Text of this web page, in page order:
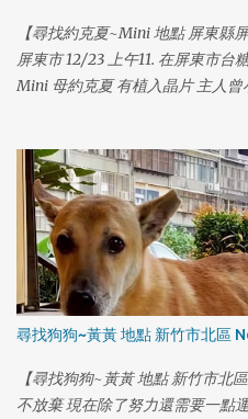
【尋找約克夏~Mini 地點 屏東縣
屏東市 12/23 上午11. 在屏東市台
Mini 母約克夏 有植入晶片 主人
尋找狗狗~黃黃 地點 新竹市北區
【尋找狗狗~黃黃 地點 新竹市北
不放棄 現在除了努力還需要一點